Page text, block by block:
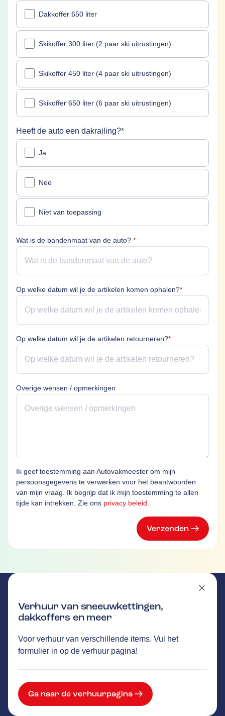
Dakkoffer 650 liter
Skikoffer 300 liter (2 paar ski uitrustingen)
Skikoffer 450 liter (4 paar ski uitrustingen)
Skikoffer 650 liter (6 paar ski uitrustingen)
Heeft de auto een dakrailing?*
Heeft de auto een dakrailing? is verplicht
Ja
Nee
Niet van toepassing
Wat is de bandenmaat van de auto? *Wat is de bandenmaat van
Op welke datum wil je de artikelen komen ophalen?*Op welke
Op welke datum wil je de artikelen retourneren?*Op welke datum
Overige wensen / opmerkingen
Ik geef toestemming aan Autovakmeester om mijn
persoonsgegevens te verwerken voor het beantwoorden
van mijn vraag. Ik begrijp dat ik mijn toestemming te allen
tijde kan intrekken. Zie ons privacy beleid
Verzenden
Verhuur van sneeuwkettingen,
dakkoffers en meer
Voor verhuur van verschillende items. Vul het
formulier in op de verhuur pagina!
Ga naar de verhuurpagina
GA NAAR DE HOMEPAGINA
Route
Vandaag open tot 18:00 uur
57klanten waarderen Autovakmeester van
Campenhout gemiddeld met een 9.2